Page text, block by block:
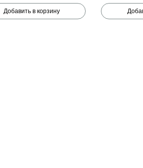
Добавить в корзину